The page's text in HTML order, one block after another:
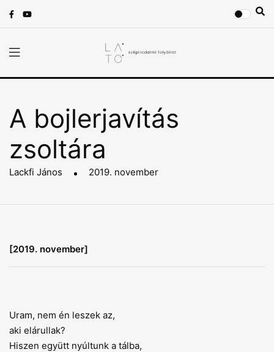
A bojlerjavítás
zsoltára
Lackfi János 2019. november
[2019. november]
Uram, nem én leszek az,
aki elárullak?
Hiszen együtt nyúltunk a tálba,